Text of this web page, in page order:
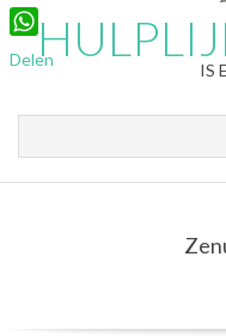
IS
Navigation
Menu
LinkedIn
WhatsApp
Delen